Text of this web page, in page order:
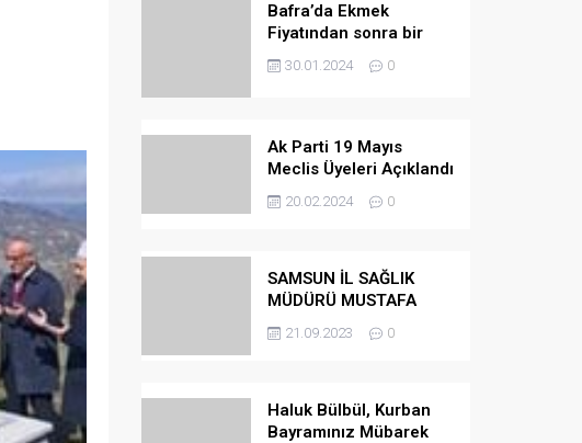
Bafra’da Ekmek
Fiyatından sonra bir
Zamda Dolmuş
Ücretlerine
30.01.2024 0
Ak Parti 19 Mayıs
Meclis Üyeleri Açıklandı
20.02.2024 0
SAMSUN İL SAĞLIK
MÜDÜRÜ MUSTAFA
URAS OLDU
21.09.2023 0
Haluk Bülbül, Kurban
Bayramınız Mübarek